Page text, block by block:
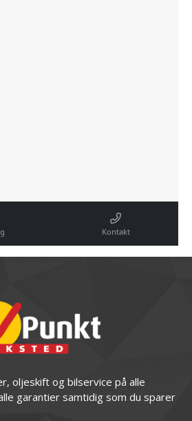
oljeskift og bilservice på alle
garantier samtidig som du sparer